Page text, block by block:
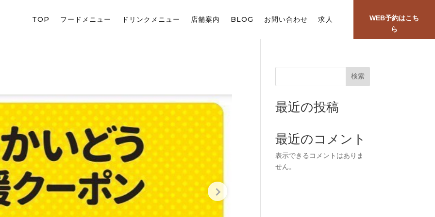
TOP フードメニュー ドリンクメニュー 店舗案内 BLOG お問い合わせ 求人
WEB予約はこち
ら
検索
最近の投稿
最近のコメント
表示できるコメントはありま
せん。